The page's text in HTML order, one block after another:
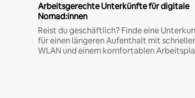
Arbeitsgerechte Unterkünfte für digitale
Nomad:innen
Reist du geschäftlich? Finde eine
für einen längeren Aufenthalt mit
WLAN und einem komfortablen